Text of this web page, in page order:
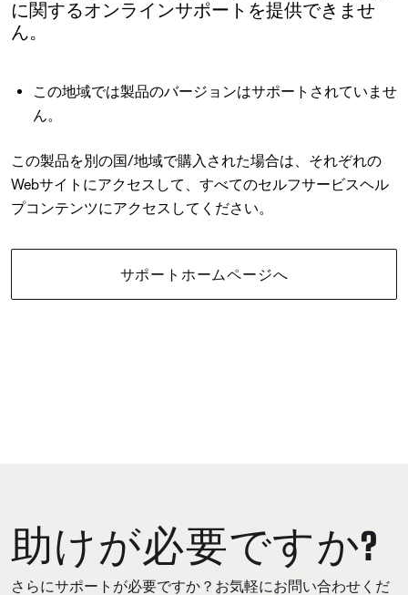
に関するオンラインサポートを提供できませ
ん。
この地域では製品のバージョンはサポートされていませ
ん。
この製品を別の国/地域で購入された場合は、それぞれの
Webサイトにアクセスして、すべてのセルフサービスヘル
プコンテンツにアクセスしてください。
サポートホームページへ
助けが必要ですか?
さらにサポートが必要ですか？お気軽にお問い合わせくだ